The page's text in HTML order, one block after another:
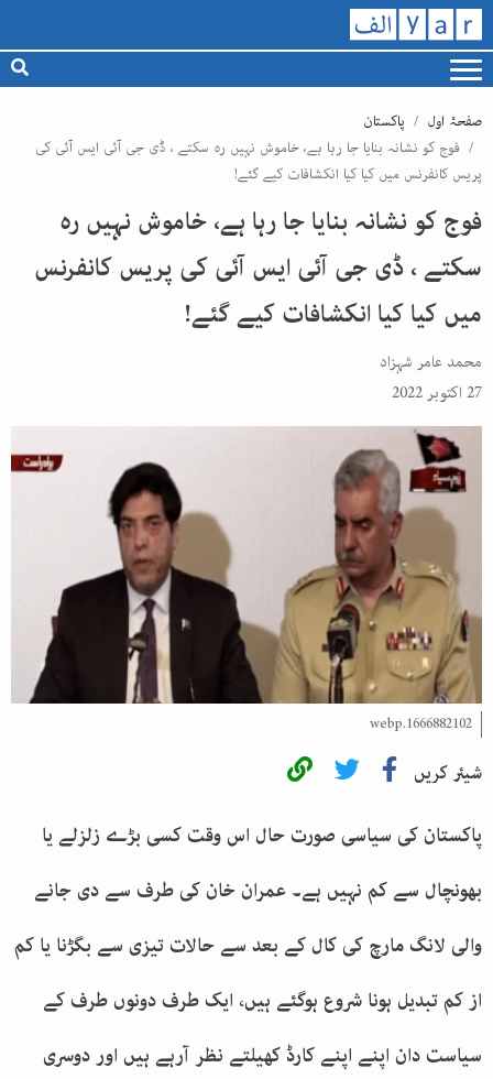
صفحۂ اول
پاکستان
فوج کو نشانہ بنایا جا رہا ہے، خاموش نہیں رہ سکتے ، ڈی جی آئی ایس آئی کی
پریس کانفرنس میں کیا کیا انکشافات کیے گئے!
فوج کو نشانہ بنایا جا رہا ہے، خاموش نہیں رہ
سکتے ، ڈی جی آئی ایس آئی کی پریس کانفرنس
میں کیا کیا انکشافات کیے گئے!
محمد عامر شہزاد
27 اکتوبر 2022
1666882102.webp
شیئر کریں
پاکستان کی سیاسی صورت حال اس وقت کسی بڑے زلزلے یا
بھونچال سے کم نہیں ہے۔ عمران خان کی طرف سے دی جانے
والی لانگ مارچ کی کال کے بعد سے حالات تیزی سے بگڑنا یا کم
از کم تبدیل ہونا شروع ہوگئے ہیں، ایک طرف دونوں طرف کے
سیاست دان اپنے اپنے کارڈ کھیلتے نظر آرہے ہیں اور دوسری